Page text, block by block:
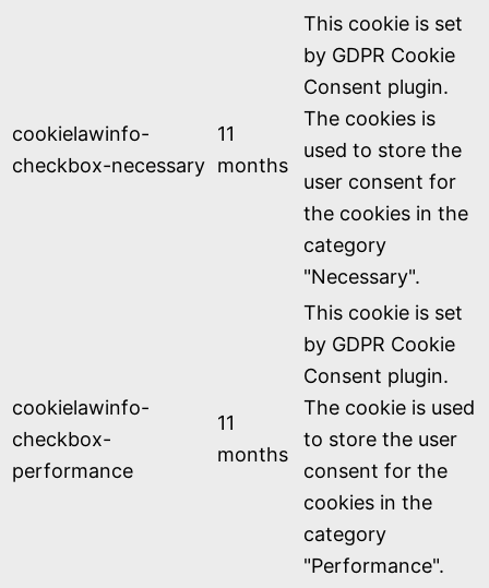
cookielawinfo-
checkbox-necessary
11
months
This cookie is set
by GDPR Cookie
Consent plugin.
The cookies is
used to store the
user consent for
the cookies in the
category
"Necessary".
cookielawinfo-
checkbox-
performance
11
months
This cookie is set
by GDPR Cookie
Consent plugin.
The cookie is used
to store the user
consent for the
cookies in the
category
"Performance".